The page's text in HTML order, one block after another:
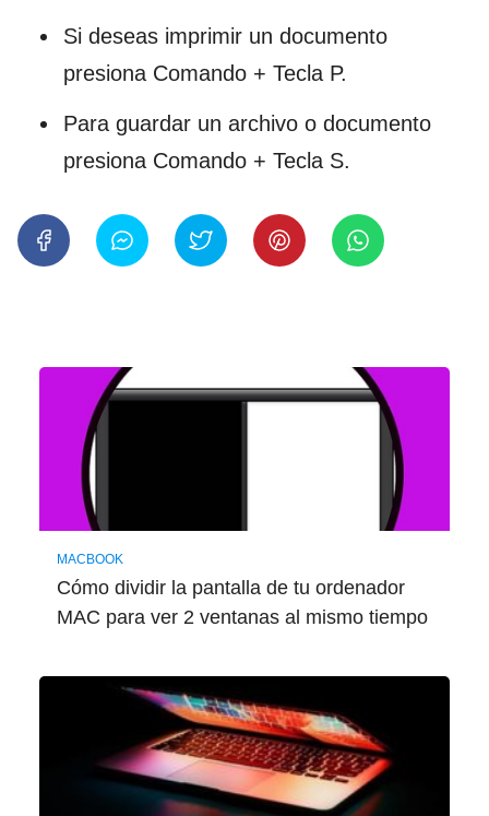
Si deseas imprimir un documento
presiona Comando + Tecla P.
Para guardar un archivo o documento
presiona Comando + Tecla S.
MACBOOK
Cómo dividir la pantalla de tu ordenador
MAC para ver 2 ventanas al mismo tiempo